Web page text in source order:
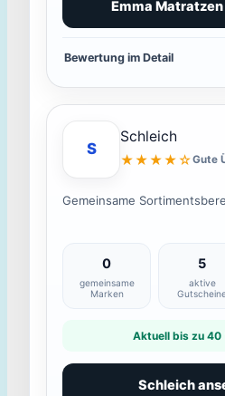
Emma
Bewertung im Detail
S
Schleich
★★★★☆Gute
Gemeinsame
0
gemeinsame
Marken
5
aktive
Aktuell bis zu 40
Schleich